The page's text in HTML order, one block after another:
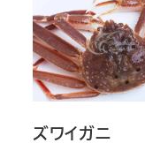
ズワイガニ